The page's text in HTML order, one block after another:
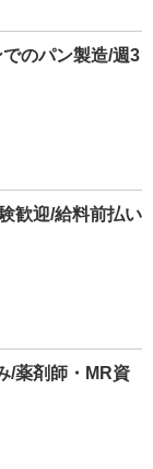
のパン製造/週3
歓迎/給料前払い
/薬剤師・MR資